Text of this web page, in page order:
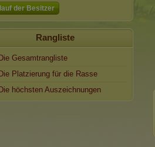
der Besitzer
Rangliste
Die Gesamtrangliste
Die Platzierung für die Rasse
Die höchsten Auszeichnungen